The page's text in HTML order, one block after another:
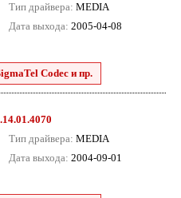
Тип драйвера: MEDIA
Дата выхода: 2005-04-08
Codec и пр.
Тип драйвера: MEDIA
Дата выхода: 2004-09-01